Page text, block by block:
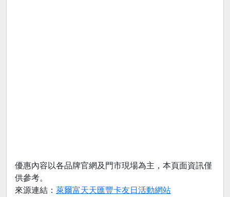
優惠內容以各品牌官網及門市現場為主，本頁面資訊僅
供參考。
來源連結： 萊爾富天天匯豐卡友日活動網站